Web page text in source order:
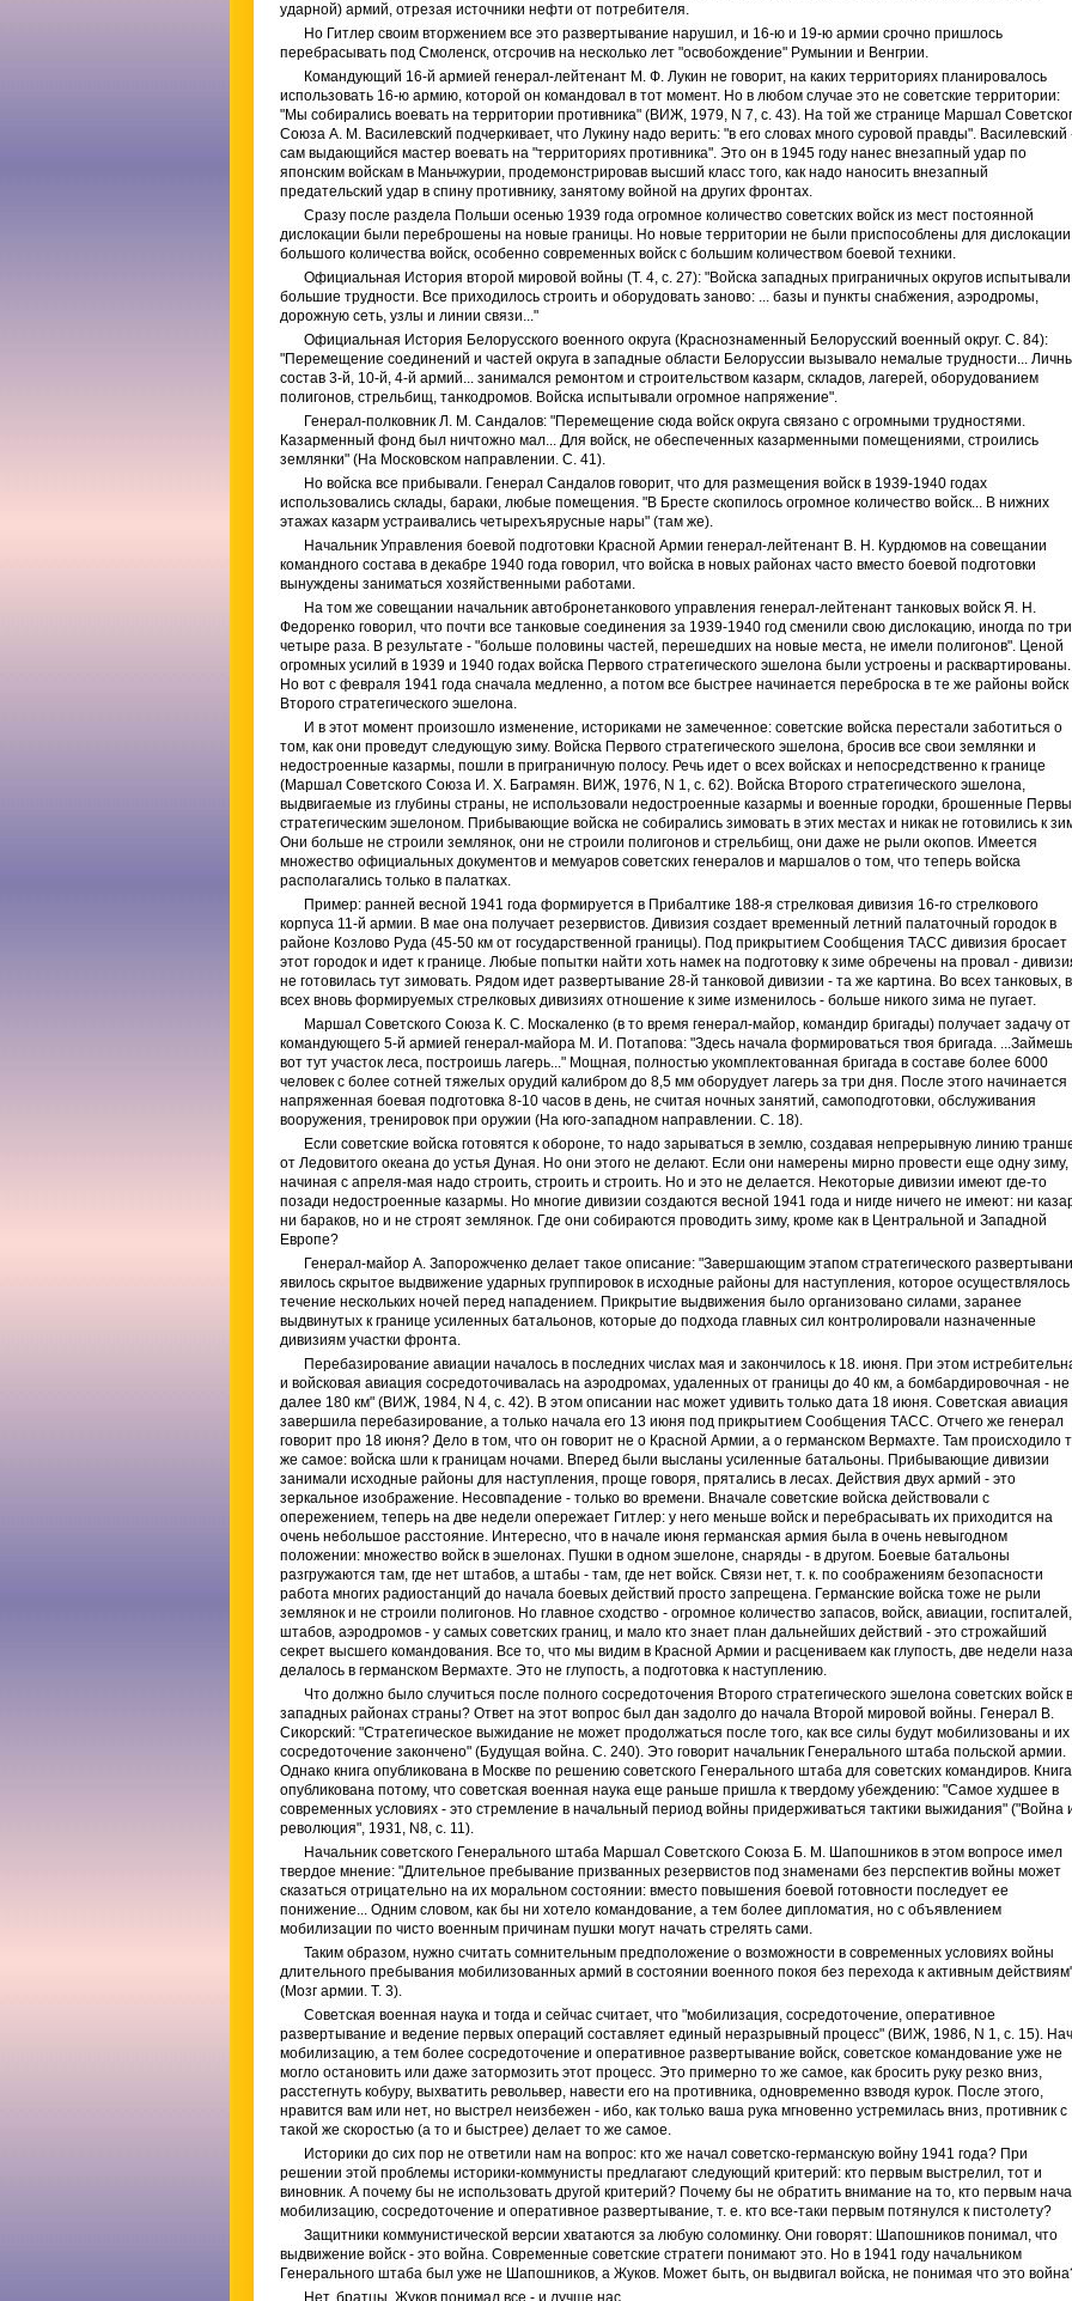
ударной) армий, отрезая источники нефти от потребителя.
Но Гитлер своим вторжением все это развертывание нарушил, и 16-ю и 19-ю армии срочно пришлось
перебрасывать под Смоленск, отсрочив на несколько лет "освобождение" Румынии и Венгрии.
Командующий 16-й армией генерал-лейтенант М. Ф. Лукин не говорит, на каких территориях планировалось
использовать 16-ю армию, которой он командовал в тот момент. Но в любом случае это не советские территории:
"Мы собирались воевать на территории противника" (ВИЖ, 1979, N 7, с. 43). На той же странице Маршал
Союза А. М. Василевский подчеркивает, что Лукину надо верить: "в его словах много суровой правды". Василевский
сам выдающийся мастер воевать на "территориях противника". Это он в 1945 году нанес внезапный удар по
японским войскам в Маньчжурии, продемонстрировав высший класс того, как надо наносить внезапный
предательский удар в спину противнику, занятому войной на других фронтах.
Сразу после раздела Польши осенью 1939 года огромное количество советских войск из мест постоянной
дислокации были переброшены на новые границы. Но новые территории не были приспособлены для дислокации
большого количества войск, особенно современных войск с большим количеством боевой техники.
Официальная История второй мировой войны (Т. 4, с. 27): "Войска западных приграничных округов испытывали
большие трудности. Все приходилось строить и оборудовать заново: ... базы и пункты снабжения, аэродромы,
дорожную сеть, узлы и линии связи..."
Официальная История Белорусского военного округа (Краснознаменный Белорусский военный округ. С. 84):
"Перемещение соединений и частей округа в западные области Белоруссии вызывало немалые трудности...
состав 3-й, 10-й, 4-й армий... занимался ремонтом и строительством казарм, складов, лагерей, оборудованием
полигонов, стрельбищ, танкодромов. Войска испытывали огромное напряжение".
Генерал-полковник Л. М. Сандалов: "Перемещение сюда войск округа связано с огромными трудностями.
Казарменный фонд был ничтожно мал... Для войск, не обеспеченных казарменными помещениями, строились
землянки" (На Московском направлении. С. 41).
Но войска все прибывали. Генерал Сандалов говорит, что для размещения войск в 1939-1940 годах
использовались склады, бараки, любые помещения. "В Бресте скопилось огромное количество войск... В нижних
этажах казарм устраивались четырехъярусные нары" (там же).
Начальник Управления боевой подготовки Красной Армии генерал-лейтенант В. Н. Курдюмов на совещании
командного состава в декабре 1940 года говорил, что войска в новых районах часто вместо боевой подготовки
вынуждены заниматься хозяйственными работами.
На том же совещании начальник автобронетанкового управления генерал-лейтенант танковых войск Я. Н.
Федоренко говорил, что почти все танковые соединения за 1939-1940 год сменили свою дислокацию, иногда по
четыре раза. В результате - "больше половины частей, перешедших на новые места, не имели полигонов". Ценой
огромных усилий в 1939 и 1940 годах войска Первого стратегического эшелона были устроены и расквартированы.
Но вот с февраля 1941 года сначала медленно, а потом все быстрее начинается переброска в те же районы войск
Второго стратегического эшелона.
И в этот момент произошло изменение, историками не замеченное: советские войска перестали заботиться о
том, как они проведут следующую зиму. Войска Первого стратегического эшелона, бросив все свои землянки и
недостроенные казармы, пошли в приграничную полосу. Речь идет о всех войсках и непосредственно к границе
(Маршал Советского Союза И. X. Баграмян. ВИЖ, 1976, N 1, с. 62). Войска Второго стратегического эшелона,
выдвигаемые из глубины страны, не использовали недостроенные казармы и военные городки, брошенные
стратегическим эшелоном. Прибывающие войска не собирались зимовать в этих местах и никак не готовились к
Они больше не строили землянок, они не строили полигонов и стрельбищ, они даже не рыли окопов. Имеется
множество официальных документов и мемуаров советских генералов и маршалов о том, что теперь войска
располагались только в палатках.
Пример: ранней весной 1941 года формируется в Прибалтике 188-я стрелковая дивизия 16-го стрелкового
корпуса 11-й армии. В мае она получает резервистов. Дивизия создает временный летний палаточный городок в
районе Козлово Руда (45-50 км от государственной границы). Под прикрытием Сообщения ТАСС дивизия бросает
этот городок и идет к границе. Любые попытки найти хоть намек на подготовку к зиме обречены на провал -
не готовилась тут зимовать. Рядом идет развертывание 28-й танковой дивизии - та же картина. Во всех танковых,
всех вновь формируемых стрелковых дивизиях отношение к зиме изменилось - больше никого зима не пугает.
Маршал Советского Союза К. С. Москаленко (в то время генерал-майор, командир бригады) получает задачу от
командующего 5-й армией генерал-майора М. И. Потапова: "Здесь начала формироваться твоя бригада. ...Займешь
вот тут участок леса, построишь лагерь..." Мощная, полностью укомплектованная бригада в составе более 6000
человек с более сотней тяжелых орудий калибром до 8,5 мм оборудует лагерь за три дня. После этого начинается
напряженная боевая подготовка 8-10 часов в день, не считая ночных занятий, самоподготовки, обслуживания
вооружения, тренировок при оружии (На юго-западном направлении. С. 18).
Если советские войска готовятся к обороне, то надо зарываться в землю, создавая непрерывную линию
от Ледовитого океана до устья Дуная. Но они этого не делают. Если они намерены мирно провести еще одну зиму,
начиная с апреля-мая надо строить, строить и строить. Но и это не делается. Некоторые дивизии имеют где-то
позади недостроенные казармы. Но многие дивизии создаются весной 1941 года и нигде ничего не имеют: ни
ни бараков, но и не строят землянок. Где они собираются проводить зиму, кроме как в Центральной и Западной
Европе?
Генерал-майор А. Запорожченко делает такое описание: "Завершающим этапом стратегического
явилось скрытое выдвижение ударных группировок в исходные районы для наступления, которое осуществлялось
течение нескольких ночей перед нападением. Прикрытие выдвижения было организовано силами, заранее
выдвинутых к границе усиленных батальонов, которые до подхода главных сил контролировали назначенные
дивизиям участки фронта.
Перебазирование авиации началось в последних числах мая и закончилось к 18. июня. При этом
и войсковая авиация сосредоточивалась на аэродромах, удаленных от границы до 40 км, а бомбардировочная - не
далее 180 км" (ВИЖ, 1984, N 4, с. 42). В этом описании нас может удивить только дата 18 июня. Советская авиация
завершила перебазирование, а только начала его 13 июня под прикрытием Сообщения ТАСС. Отчего же генерал
говорит про 18 июня? Дело в том, что он говорит не о Красной Армии, а о германском Вермахте. Там происходило
же самое: войска шли к границам ночами. Вперед были высланы усиленные батальоны. Прибывающие дивизии
занимали исходные районы для наступления, проще говоря, прятались в лесах. Действия двух армий - это
зеркальное изображение. Несовпадение - только во времени. Вначале советские войска действовали с
опережением, теперь на две недели опережает Гитлер: у него меньше войск и перебрасывать их приходится на
очень небольшое расстояние. Интересно, что в начале июня германская армия была в очень невыгодном
положении: множество войск в эшелонах. Пушки в одном эшелоне, снаряды - в другом. Боевые батальоны
разгружаются там, где нет штабов, а штабы - там, где нет войск. Связи нет, т. к. по соображениям безопасности
работа многих радиостанций до начала боевых действий просто запрещена. Германские войска тоже не рыли
землянок и не строили полигонов. Но главное сходство - огромное количество запасов, войск, авиации, госпиталей,
штабов, аэродромов - у самых советских границ, и мало кто знает план дальнейших действий - это строжайший
секрет высшего командования. Все то, что мы видим в Красной Армии и расцениваем как глупость, две недели
делалось в германском Вермахте. Это не глупость, а подготовка к наступлению.
Что должно было случиться после полного сосредоточения Второго стратегического эшелона советских войск в
западных районах страны? Ответ на этот вопрос был дан задолго до начала Второй мировой войны. Генерал В.
Сикорский: "Стратегическое выжидание не может продолжаться после того, как все силы будут мобилизованы и их
сосредоточение закончено" (Будущая война. С. 240). Это говорит начальник Генерального штаба польской армии.
Однако книга опубликована в Москве по решению советского Генерального штаба для советских командиров. Книга
опубликована потому, что советская военная наука еще раньше пришла к твердому убеждению: "Самое худшее в
современных условиях - это стремление в начальный период войны придерживаться тактики выжидания" ("Война
революция", 1931, N8, с. 11).
Начальник советского Генерального штаба Маршал Советского Союза Б. М. Шапошников в этом вопросе имел
твердое мнение: "Длительное пребывание призванных резервистов под знаменами без перспектив войны может
сказаться отрицательно на их моральном состоянии: вместо повышения боевой готовности последует ее
понижение... Одним словом, как бы ни хотело командование, а тем более дипломатия, но с объявлением
мобилизации по чисто военным причинам пушки могут начать стрелять сами.
Таким образом, нужно считать сомнительным предположение о возможности в современных условиях войны
длительного пребывания мобилизованных армий в состоянии военного покоя без перехода к активным
(Мозг армии. Т. 3).
Советская военная наука и тогда и сейчас считает, что "мобилизация, сосредоточение, оперативное
развертывание и ведение первых операций составляет единый неразрывный процесс" (ВИЖ, 1986, N 1, с. 15).
мобилизацию, а тем более сосредоточение и оперативное развертывание войск, советское командование уже не
могло остановить или даже затормозить этот процесс. Это примерно то же самое, как бросить руку резко вниз,
расстегнуть кобуру, выхватить револьвер, навести его на противника, одновременно взводя курок. После этого,
нравится вам или нет, но выстрел неизбежен - ибо, как только ваша рука мгновенно устремилась вниз, противник с
такой же скоростью (а то и быстрее) делает то же самое.
Историки до сих пор не ответили нам на вопрос: кто же начал советско-германскую войну 1941 года? При
решении этой проблемы историки-коммунисты предлагают следующий критерий: кто первым выстрелил, тот и
виновник. А почему бы не использовать другой критерий? Почему бы не обратить внимание на то, кто первым
мобилизацию, сосредоточение и оперативное развертывание, т. е. кто все-таки первым потянулся к пистолету?
Защитники коммунистической версии хватаются за любую соломинку. Они говорят: Шапошников понимал, что
выдвижение войск - это война. Современные советские стратеги понимают это. Но в 1941 году начальником
Генерального штаба был уже не Шапошников, а Жуков. Может быть, он выдвигал войска, не понимая что это
Нет, братцы, Жуков понимал все - и лучше нас.